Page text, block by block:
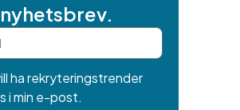
ha rekryteringstrender
i min e-post.